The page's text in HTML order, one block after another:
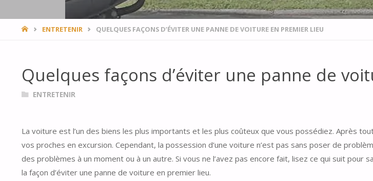
HOMEENTRETENIR QUELQUES FAÇONS D’ÉVITER UNE PANNE DE VOITURE EN PREMIER LIEU
Quelques façons d’éviter une panne de
ENTRETENIR
La voiture est l’un des biens les plus importants et les plus coûteux que vous possédiez. Après
vos proches en excursion. Cependant, la possession d’une voiture n’est pas sans poser de
des problèmes à un moment ou à un autre. Si vous ne l’avez pas encore fait, lisez ce qui suit
la façon d’éviter une panne de voiture en premier lieu.